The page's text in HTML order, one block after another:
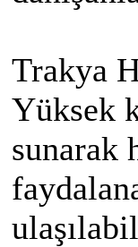
Trakya
Yüksek
sunarak